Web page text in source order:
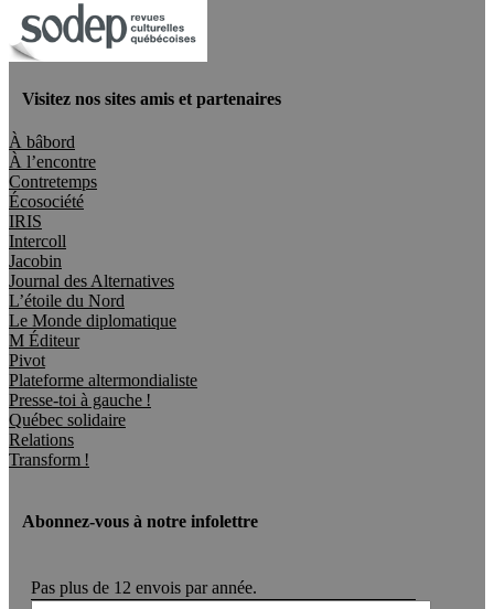
Visitez nos sites amis et partenaires
À bâbord
À l’encontre
Contretemps
Écosociété
IRIS
Intercoll
Jacobin
Journal des Alternatives
L’étoile du Nord
Le Monde diplomatique
M Éditeur
Pivot
Plateforme altermondialiste
Presse-toi à gauche !
Québec solidaire
Relations
Transform !
Abonnez-vous à notre infolettre
Pas plus de 12 envois par année.